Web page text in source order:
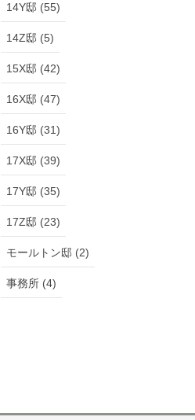
14Y邸 (55)
14Z邸 (5)
15X邸 (42)
16X邸 (47)
16Y邸 (31)
17X邸 (39)
17Y邸 (35)
17Z邸 (23)
モールトン邸 (2)
事務所 (4)